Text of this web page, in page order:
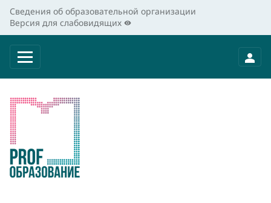
Сведения об образовательной организации
Версия для слабовидящих